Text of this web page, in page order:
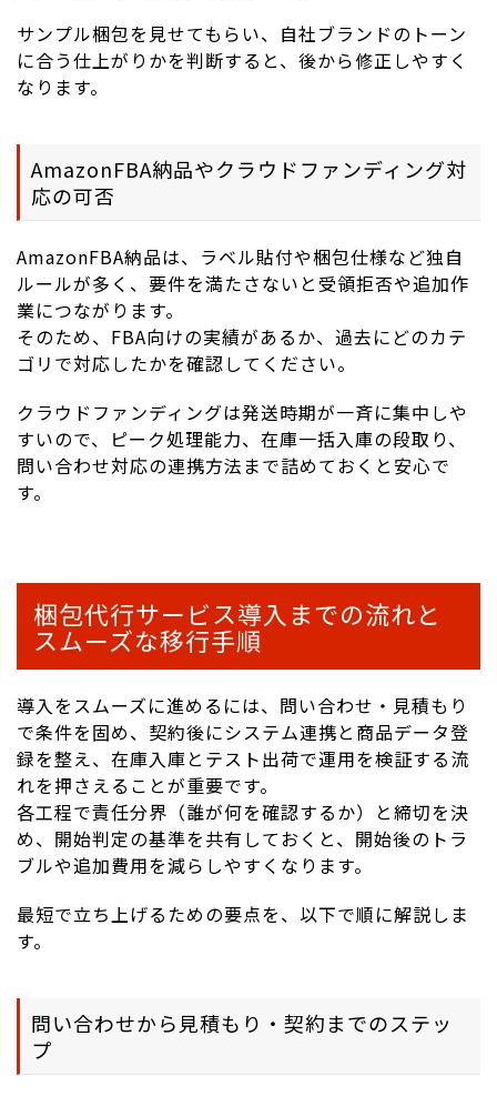
サンプル梱包を見せてもらい、自社ブランドのトーン
に合う仕上がりかを判断すると、後から修正しやすく
なります。
AmazonFBA納品やクラウドファンディング対
応の可否
AmazonFBA納品は、ラベル貼付や梱包仕様など独自
ルールが多く、要件を満たさないと受領拒否や追加作
業につながります。
そのため、FBA向けの実績があるか、過去にどのカテ
ゴリで対応したかを確認してください。
クラウドファンディングは発送時期が一斉に集中しや
すいので、ピーク処理能力、在庫一括入庫の段取り、
問い合わせ対応の連携方法まで詰めておくと安心で
す。
梱包代行サービス導入までの流れと
スムーズな移行手順
導入をスムーズに進めるには、問い合わせ・見積もり
で条件を固め、契約後にシステム連携と商品データ登
録を整え、在庫入庫とテスト出荷で運用を検証する流
れを押さえることが重要です。
各工程で責任分界（誰が何を確認するか）と締切を決
め、開始判定の基準を共有しておくと、開始後のトラ
ブルや追加費用を減らしやすくなります。
最短で立ち上げるための要点を、以下で順に解説しま
す。
問い合わせから見積もり・契約までのステッ
プ